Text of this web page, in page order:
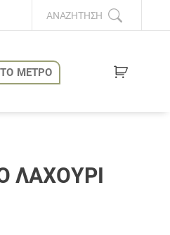
ΑΝΑΖΉΤΗΣΗ
ΜΕΤΡΟ
ΛΑΧΟΎΡΙ